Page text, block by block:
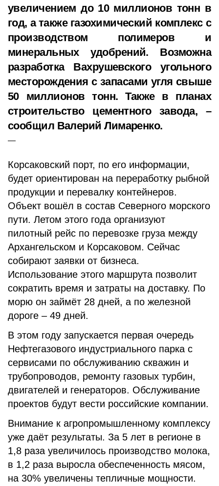
увеличением до 10 миллионов тонн в
год, а также газохимический комплекс с
производством полимеров и
минеральных удобрений. Возможна
разработка Вахрушевского угольного
месторождения с запасами угля свыше
50 миллионов тонн. Также в планах
строительство цементного завода, –
сообщил Валерий Лимаренко.
Корсаковский порт, по его информации,
будет ориентирован на переработку рыбной
продукции и перевалку контейнеров.
Объект вошёл в состав Северного морского
пути. Летом этого года организуют
пилотный рейс по перевозке груза между
Архангельском и Корсаковом. Сейчас
собирают заявки от бизнеса.
Использование этого маршрута позволит
сократить время и затраты на доставку. По
морю он займёт 28 дней, а по железной
дороге – 49 дней.
В этом году запускается первая очередь
Нефтегазового индустриального парка с
сервисами по обслуживанию скважин и
трубопроводов, ремонту газовых турбин,
двигателей и генераторов. Обслуживание
проектов будут вести российские компании.
Внимание к агропромышленному комплексу
уже даёт результаты. За 5 лет в регионе в
1,8 раза увеличилось производство молока,
в 1,2 раза выросла обеспеченность мясом,
на 30% увеличены тепличные мощности.